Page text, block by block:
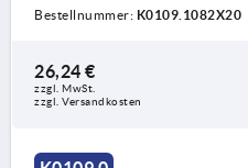
Bestellnummer: K0109.1082X20
26,24 €
zzgl. MwSt.
zzgl. Versandkosten